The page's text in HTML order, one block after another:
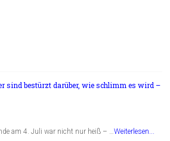
sind bestürzt darüber, wie schlimm es wird –
am 4. Juli war nicht nur heiß – …Weiterlesen...